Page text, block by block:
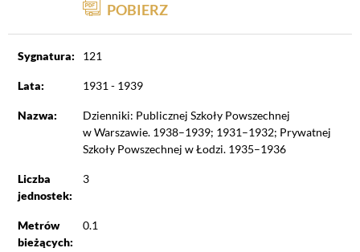
POBIERZ
Sygnatura: 121
Lata: 1931 - 1939
Nazwa:
Dzienniki: Publicznej Szkoły Powszechnej
w Warszawie. 1938–1939; 1931–1932; Prywatnej
Szkoły Powszechnej w Łodzi. 1935–1936
Liczba
jednostek:
3
Metrów
bieżących:
0.1